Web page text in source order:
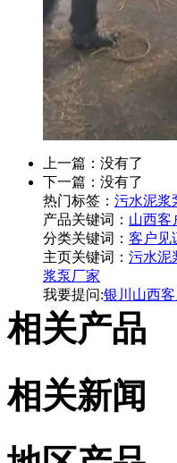
上一篇：没有了
下一篇：没有了
热门标签： 污水泥浆
产品关键词： 山西客
分类关键词： 客户见
主页关键词： 污水泥
浆泵厂家
我要提问:银川山西
相关产品
相关新闻